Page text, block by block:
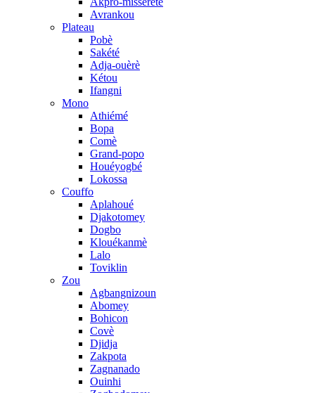
Avrankou
Plateau
Pobè
Sakété
Adja-ouèrè
Kétou
Ifangni
Mono
Athiémé
Bopa
Comè
Grand-popo
Houéyogbé
Lokossa
Couffo
Aplahoué
Djakotomey
Dogbo
Klouékanmè
Lalo
Toviklin
Zou
Agbangnizoun
Abomey
Bohicon
Covè
Djidja
Zakpota
Zagnanado
Ouinhi